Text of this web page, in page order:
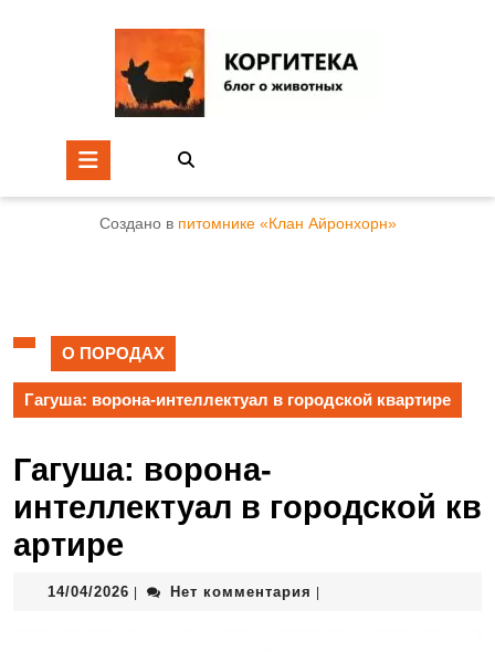
Создано в питомнике «Клан Айронхорн»
О ПОРОДАХ
Гагуша: ворона-интеллектуал в городской квартире
Гагуша: ворона-
интеллектуал в городской кв
артире
14/04/2026 Нет комментария